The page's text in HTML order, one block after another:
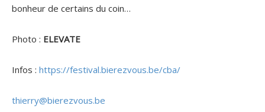
bonheur de certains du coin…
Photo : ELEVATE
Infos : https://festival.bierezvous.be/cba/
thierry@bierezvous.be